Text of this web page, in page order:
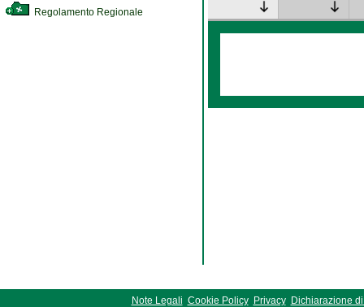
Regolamento Regionale
Note Legali Cookie Policy Privacy
Dichiarazione